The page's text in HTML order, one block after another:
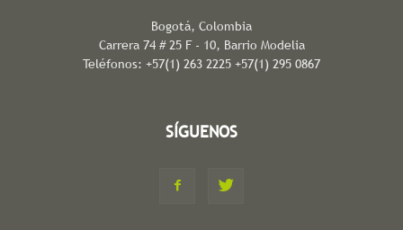
Bogotá, Colombia
Carrera 74 # 25 F - 10, Barrio Modelia
Teléfonos: +57(1) 263 2225 +57(1) 295 0867
SÍGUENOS